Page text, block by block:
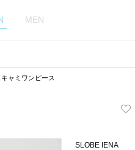
MEN
キャミワンピース
SLOBE IENA